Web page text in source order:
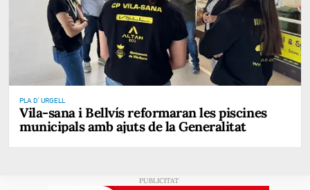
PLA D' URGELL
Vila-sana i Bellvís reformaran les piscines
municipals amb ajuts de la Generalitat